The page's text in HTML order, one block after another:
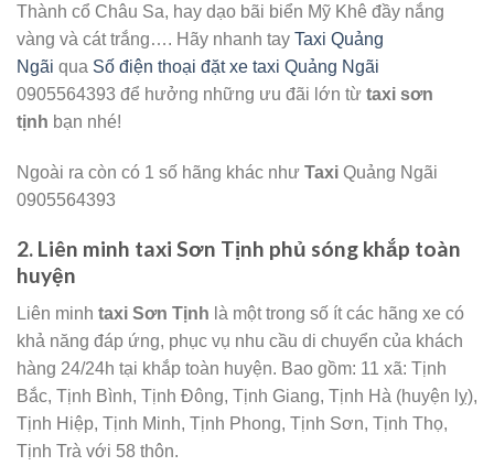
Thành cổ Châu Sa, hay dạo bãi biển Mỹ Khê đầy nắng
vàng và cát trắng…. Hãy nhanh tay Taxi Quảng
Ngãi qua Số điện thoại đặt xe taxi Quảng Ngãi
0905564393 để hưởng những ưu đãi lớn từ taxi sơn
tịnh bạn nhé!
Ngoài ra còn có 1 số hãng khác như Taxi Quảng Ngãi
0905564393
2. Liên minh taxi Sơn Tịnh phủ sóng khắp toàn
huyện
Liên minh taxi Sơn Tịnh là một trong số ít các hãng xe có
khả năng đáp ứng, phục vụ nhu cầu di chuyển của khách
hàng 24/24h tại khắp toàn huyện. Bao gồm: 11 xã: Tịnh
Bắc, Tịnh Bình, Tịnh Đông, Tịnh Giang, Tịnh Hà (huyện lỵ),
Tịnh Hiệp, Tịnh Minh, Tịnh Phong, Tịnh Sơn, Tịnh Thọ,
Tịnh Trà với 58 thôn.